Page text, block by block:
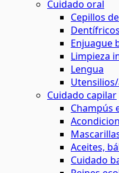
Cuidado oral
Cepillos
Enjuague
Limpieza
Lengua
Cuidado capilar
Champús
Aceites,
Cuidado